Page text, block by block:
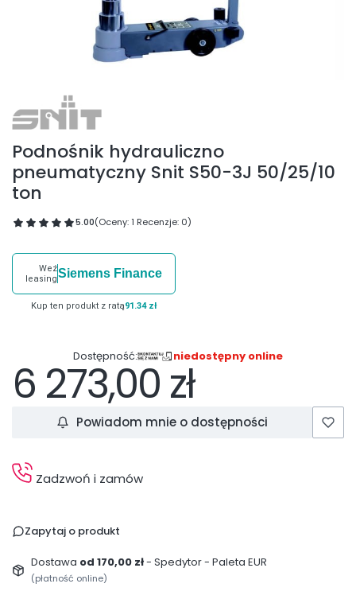
Podnośnik hydrauliczno
pneumatyczny Snit S50-3J 50/25/10
ton
5.00(Oceny: 1 Recenzje: 0)
Weź
leasingSiemens Finance
Kup ten produkt z ratą91.34 zł
Dostępność: niedostępny online
Cena
6 273,00 zł
Powiadom mnie o dostępności
Zadzwoń i zamów
Zapytaj o produkt
Dostawa od 170,00 zł- Spedytor - Paleta EUR
(płatność online)